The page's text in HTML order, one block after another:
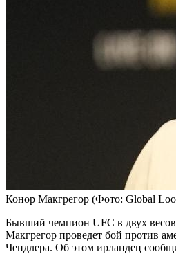
Конор Макгрегор (Фото: Global
Бывший чемпион UFC в двух
Макгрегор проведет бой против
Чендлера. Об этом ирландец